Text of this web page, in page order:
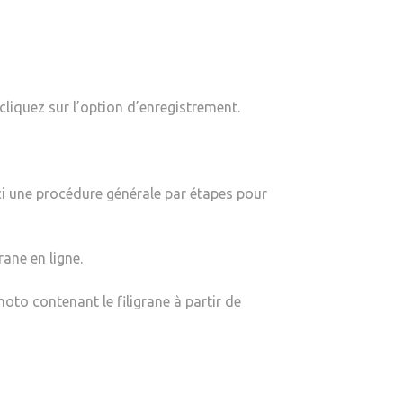
sur l’option d’enregistrement.
procédure générale par étapes pour
en ligne.
contenant le filigrane à partir de